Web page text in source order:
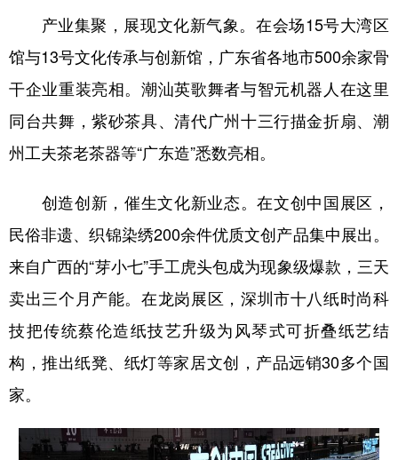
产业集聚，展现文化新气象。在会场15号大湾区
馆与13号文化传承与创新馆，广东省各地市500余家骨
干企业重装亮相。潮汕英歌舞者与智元机器人在这里
同台共舞，紫砂茶具、清代广州十三行描金折扇、潮
州工夫茶老茶器等“广东造”悉数亮相。
创造创新，催生文化新业态。在文创中国展区，
民俗非遗、织锦染绣200余件优质文创产品集中展出。
来自广西的“芽小七”手工虎头包成为现象级爆款，三天
卖出三个月产能。在龙岗展区，深圳市十八纸时尚科
技把传统蔡伦造纸技艺升级为风琴式可折叠纸艺结
构，推出纸凳、纸灯等家居文创，产品远销30多个国
家。